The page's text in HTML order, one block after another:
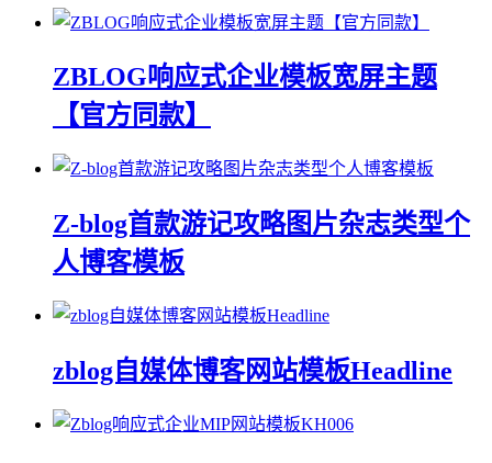
ZBLOG响应式企业模板宽屏主题
【官方同款】
Z-blog首款游记攻略图片杂志类型个
人博客模板
zblog自媒体博客网站模板Headline